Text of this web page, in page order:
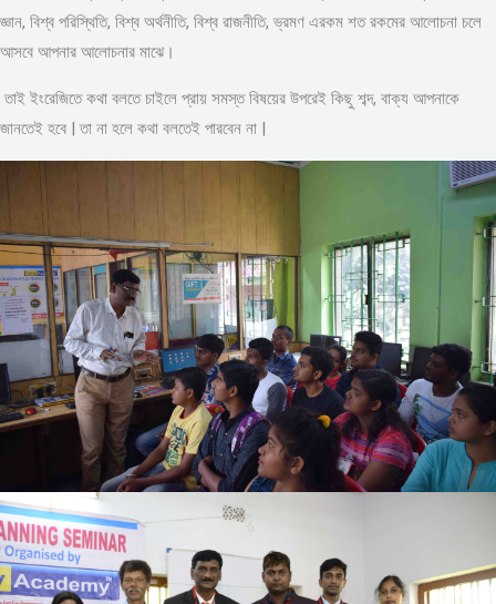
জ্ঞান, বিশ্ব পরিস্থিতি, বিশ্ব অর্থনীতি, বিশ্ব রাজনীতি, ভ্রমণ এরকম শত রকমের আলোচনা চলে
আসবে আপনার আলোচনার মাঝে।
তাই ইংরেজিতে কথা বলতে চাইলে প্রায় সমস্ত বিষয়ের উপরেই কিছু শব্দ, বাক্য আপনাকে
জানতেই হবে | তা না হলে কথা বলতেই পারবেন না |